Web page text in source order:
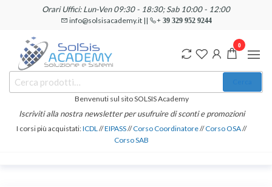
contenuto
Orari Uffici: Lun-Ven 09:30 - 18:30; Sab 10:00 - 12:00
info@solsisacademy.it || + 39 329 952 9244
SOLSIS
Academy
Corsi e
Certificazioni
Linguistiche
Benvenuti sul sito SOLSIS Academy
Iscriviti alla nostra newsletter per usufruire di sconti e promozioni
I corsi più acquistati:ICDL//EIPASS//Corso Coordinatore//Corso OSA//
Corso SAB
0